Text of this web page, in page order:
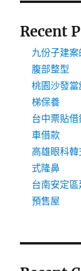
Recent
九份子建
腹部整型
桃園沙發
梯保養
台中票貼
車借款
高雄眼科
式隆鼻
台南安定
預售屋